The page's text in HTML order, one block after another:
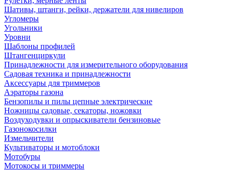
Шативы, штанги, рейки, держатели для нивелиров
Угломеры
Угольники
Уровни
Шаблоны профилей
Штангенциркули
Принадлежности для измерительного оборудования
Садовая техника и принадлежности
Аксессуары для триммеров
Аэраторы газона
Бензопилы и пилы цепные электрические
Ножницы садовые, секаторы, ножовки
Воздуходувки и опрыскиватели бензиновые
Газонокосилки
Измельчители
Культиваторы и мотоблоки
Мотобуры
Мотокосы и триммеры